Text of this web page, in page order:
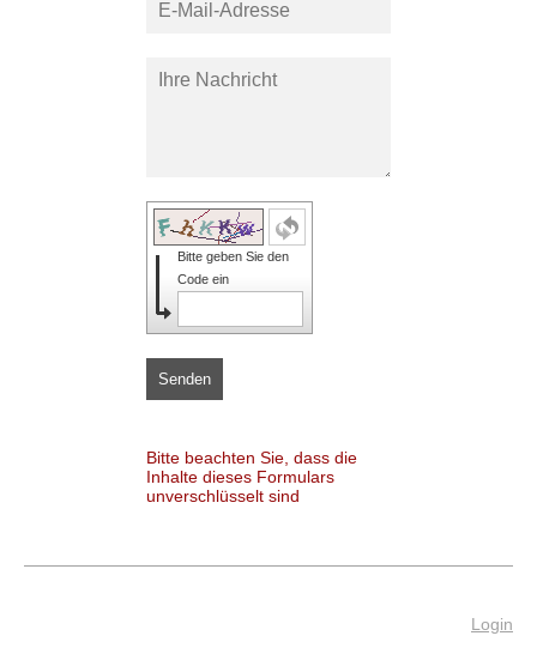
Bitte geben Sie den
Code ein
Senden
Bitte beachten Sie, dass die
Inhalte dieses Formulars
unverschlüsselt sind
Login